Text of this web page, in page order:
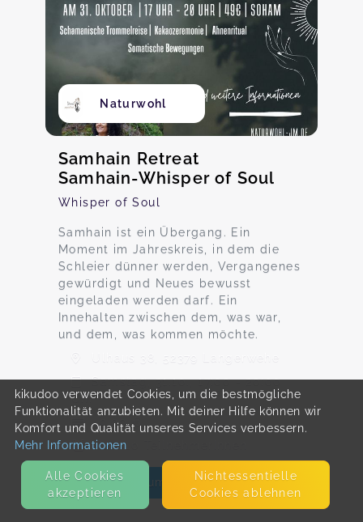
Naturwohl
Samhain Retreat
Samhain-Whisper of Soul
Whisper of Soul
Samhain ist ein Übergang. Ein
Moment im Jahreskreis, in dem die
Schleier dünner werden, Vergangenes
gewürdigt und Neues bewusst
eingeladen werden darf. Ein
Innehalten zwischen dem, was war,
und dem, was kommen möchte.
Ulhaus 38, 52379 Langerwehe
Samstag, 31.10., 17:00 - 20:00
Uhr
49,00 €
Max. 10 TeilnehmerInnen
Zum Angebot
kikudoo verwendet Cookies, um die bestmögliche
Funktionalität anzubieten. Mit deiner Hilfe können wir
Komfort und Qualität unseres Services verbessern.
Mehr Informationen
Alle Cookies
akzeptieren
Nicht­essentielle
Cookies ablehnen